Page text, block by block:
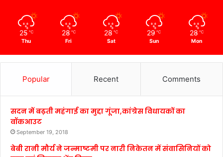
25 ℃
Thu
28 ℃
Fri
28 ℃
Sat
29 ℃
Sun
28 ℃
Mon
Popular Recent Comments
सदन में बढ़ती महंगाई का मुद्दा गूंजा,कांग्रेस विधायकों का
वॉकआउट
September 19, 2018
बेबी रानी मौर्य ने जन्माष्टमी पर नारी निकेतन में संवासिनियों को